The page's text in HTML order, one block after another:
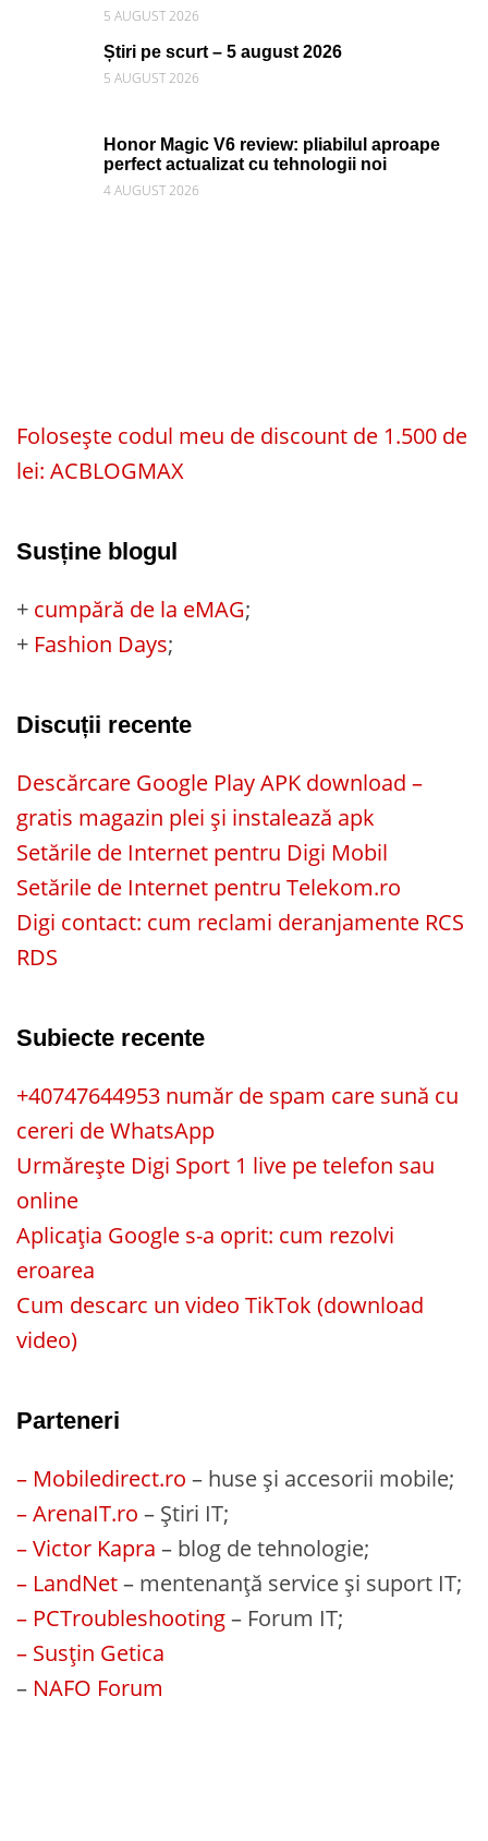
5 AUGUST 2026
Știri pe scurt – 5 august 2026
5 AUGUST 2026
Honor Magic V6 review: pliabilul aproape
perfect actualizat cu tehnologii noi
4 AUGUST 2026
Folosește codul meu de discount de 1.500 de
lei: ACBLOGMAX
Susține blogul
+ cumpără de la eMAG;
+ Fashion Days;
Discuții recente
Descărcare Google Play APK download –
gratis magazin plei și instalează apk
Setările de Internet pentru Digi Mobil
Setările de Internet pentru Telekom.ro
Digi contact: cum reclami deranjamente RCS
RDS
Subiecte recente
+40747644953 număr de spam care sună cu
cereri de WhatsApp
Urmărește Digi Sport 1 live pe telefon sau
online
Aplicația Google s-a oprit: cum rezolvi
eroarea
Cum descarc un video TikTok (download
video)
Parteneri
– Mobiledirect.ro – huse și accesorii mobile;
– ArenaIT.ro – Știri IT;
– Victor Kapra – blog de tehnologie;
– LandNet– mentenanță service și suport IT;
– PCTroubleshooting– Forum IT;
– Susțin Getica
– NAFO Forum